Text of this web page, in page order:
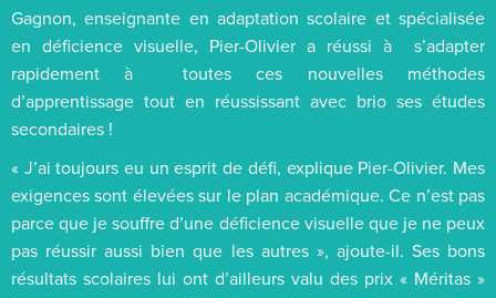
Gagnon, enseignante en adaptation scolaire et spécialisée
en déficience visuelle, Pier-Olivier a réussi à s’adapter
rapidement à toutes ces nouvelles méthodes
d’apprentissage tout en réussissant avec brio ses études
secondaires !
« J’ai toujours eu un esprit de défi, explique Pier-Olivier. Mes
exigences sont élevées sur le plan académique. Ce n’est pas
parce que je souffre d’une déficience visuelle que je ne peux
pas réussir aussi bien que les autres », ajoute-il. Ses bons
résultats scolaires lui ont d’ailleurs valu des prix « Méritas »